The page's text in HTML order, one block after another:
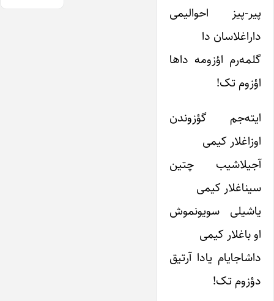
پیر-پیز احوالیمی
داراغلاسان دا
گلمه‌رم اؤزومه داها
اؤزوم تک!
ایته‌جم گؤزوندن
اوزاغلار کیمی
آجیلاشیب چتین
سیناغلار کیمی
یاشیلی سویونموش
او باغلار کیمی
داشاجایام یادا آرتیق
دؤزوم تک!